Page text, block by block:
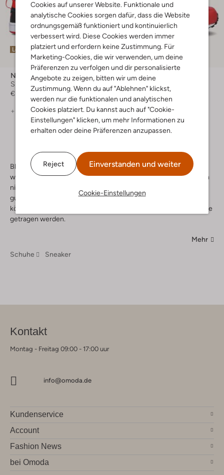
Cookies auf unserer Website. Funktionale und
analytische Cookies sorgen dafür, dass die Website
ordnungsgemäß funktioniert und kontinuierlich
verbessert wird. Diese Cookies werden immer
platziert und erfordern keine Zustimmung. Für
Marketing-Cookies, die wir verwenden, um deine
Präferenzen zu verfolgen und dir personalisierte
Angebote zu zeigen, bitten wir um deine
Zustimmung. Wenn du auf "Ablehnen" klickst,
werden nur die funktionalen und analytischen
Cookies platziert. Du kannst auch auf "Cookie-
Einstellungen" klicken, um mehr Informationen zu
erhalten oder deine Präferenzen anzupassen.
Reject Einverstanden und weiter
Cookie-Einstellungen
Letzter Artikel
Nike
Sneaker Low
€ 49,99
+ mehr farben
Letzte Größen
-60%
Nike
Sneaker Low
€ 39,95
€ 15,99
Blaue, grüne oder gelbe? Auch Nike Sneaker in rot sind Teil des
weiten Sneaker Sortiment bei Omoda. Rote Sneaker lassen dich
nicht nur im Sommer strahlen, sondern können auch im Winter
gut kombiniert getragen werden. Die Sneaker von Nike in rot
können dein Outfit gekonnt aufwerten und als stylisches it-piece
getragen werden.
Mehr
Schuhe
Sneaker
Kontakt
Montag - Freitag 09:00 - 17:00 uur
info@omoda.de
Kundenservice
Account
Fashion News
bei Omoda